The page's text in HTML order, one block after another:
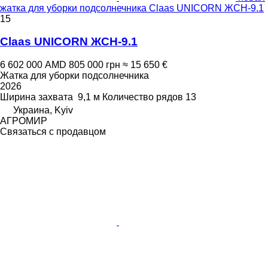
жатка для уборки подсолнечника Claas UNICORN ЖСН-9.1
15
Claas UNICORN ЖСН-9.1
6 602 000 AMD 805 000 грн ≈ 15 650 €
Жатка для уборки подсолнечника
2026
Ширина захвата 9,1 м Количество рядов 13
Украина, Kyiv
АГРОМИР
Связаться с продавцом